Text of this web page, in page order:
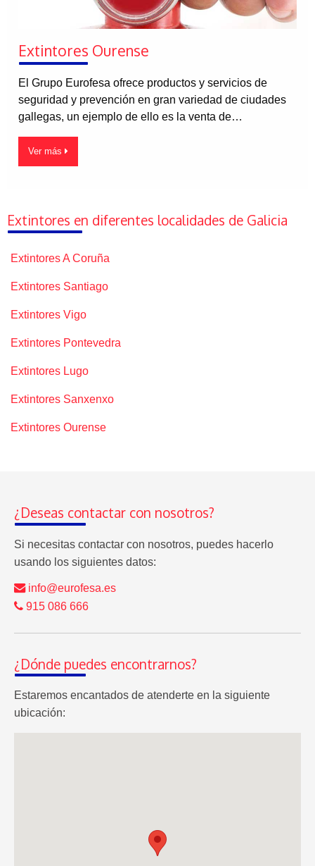
Extintores Ourense
El Grupo Eurofesa ofrece productos y servicios de
seguridad y prevención en gran variedad de ciudades
gallegas, un ejemplo de ello es la venta de…
Ver más
Extintores en diferentes localidades de Galicia
Extintores A Coruña
Extintores Santiago
Extintores Vigo
Extintores Pontevedra
Extintores Lugo
Extintores Sanxenxo
Extintores Ourense
¿Deseas contactar con nosotros?
Si necesitas contactar con nosotros, puedes hacerlo
usando los siguientes datos:
info@eurofesa.es
915 086 666
¿Dónde puedes encontrarnos?
Estaremos encantados de atenderte en la siguiente
ubicación: